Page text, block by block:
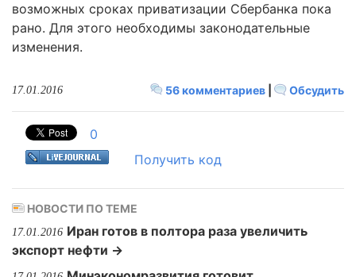
возможных сроках приватизации Сбербанка пока
рано. Для этого необходимы законодательные
изменения.
56 комментариев Обсудить
17.01.2016
0
Получить код
НОВОСТИ ПО ТЕМЕ
17.01.2016 Иран готов в полтора раза увеличить
экспорт нефти →